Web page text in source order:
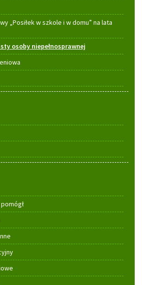
„Posiłek w szkole i w domu” na lata
osoby niepełnosprawnej